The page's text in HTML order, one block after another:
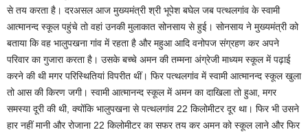
से तय करता है। दरअसल आज मुख्यमंत्री श्री भूपेश बघेल जब पत्थलगांव के स्वामी
आत्मानन्द स्कूल पहुंचे तो वहां उनकी मुलाकात सोनसाय से हुई। सोनसाय ने मुख्यमंत्री को
बताया कि वह भालुपखना गांव में रहता है और महुआ आदि वनोपज संग्रहण कर अपने
परिवार का गुजारा करता है। उसके बच्चे अमन की तम्मना अंग्रेजी माध्यम स्कूल में पढ़ाई
करने की थी मगर परिस्थितियां विपरीत थीं। फिर पत्थलगांव में स्वामी आत्मानन्द स्कूल खुला
तो आस की किरण जगी। स्वामी आत्मानन्द स्कूल में अमन का दाखिला तो हुआ, मगर
समस्या दूरी की थी, क्योंकि भालुपखना से पत्थलगांव 22 किलोमीटर दूर था। फिर भी उसने
हार नहीं मानी और रोजाना 22 किलोमीटर का सफर तय कर अमन को स्कूल लाने और फिर